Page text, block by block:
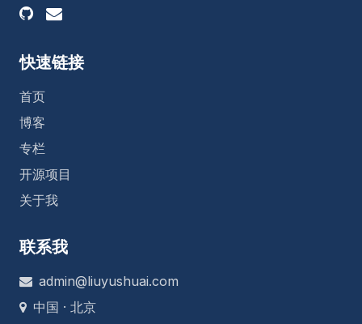
表
快速链接
首页
博客
专栏
开源项目
关于我
联系我
admin@liuyushuai.com
中国 · 北京